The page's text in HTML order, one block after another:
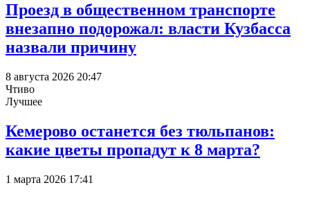
Проезд в общественном транспорте
внезапно подорожал: власти Кузбасса
назвали причину
8 августа 2026 20:47
Чтиво
Лучшее
Кемерово останется без тюльпанов:
какие цветы пропадут к 8 марта?
1 марта 2026 17:41